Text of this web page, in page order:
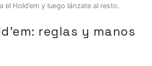
el Hold’em y luego lánzate al resto.
reglas y manos